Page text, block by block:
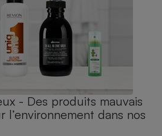
- Des produits mauvais
dans nos